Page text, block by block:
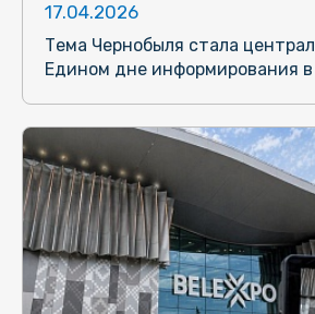
17.04.2026
Тема Чернобыля стала
Едином дне информирования в